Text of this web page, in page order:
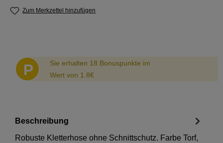
Zum Merkzettel hinzufügen
P
Sie erhalten 18 Bonuspunkte im
Wert von 1.8€
Beschreibung
Robuste Kletterhose ohne Schnittschutz. Farbe Torf,